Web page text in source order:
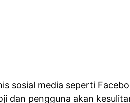
sosial media seperti
dan pengguna akan